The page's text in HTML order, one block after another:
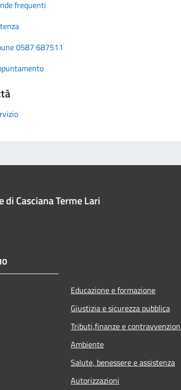
frequenti
0587 687511
di Casciana Terme Lari
Educazione e formazione
Giustizia e sicurezza pubblica
Tributi,finanze e
Ambiente
Salute, benessere e assistenza
Autorizzazioni